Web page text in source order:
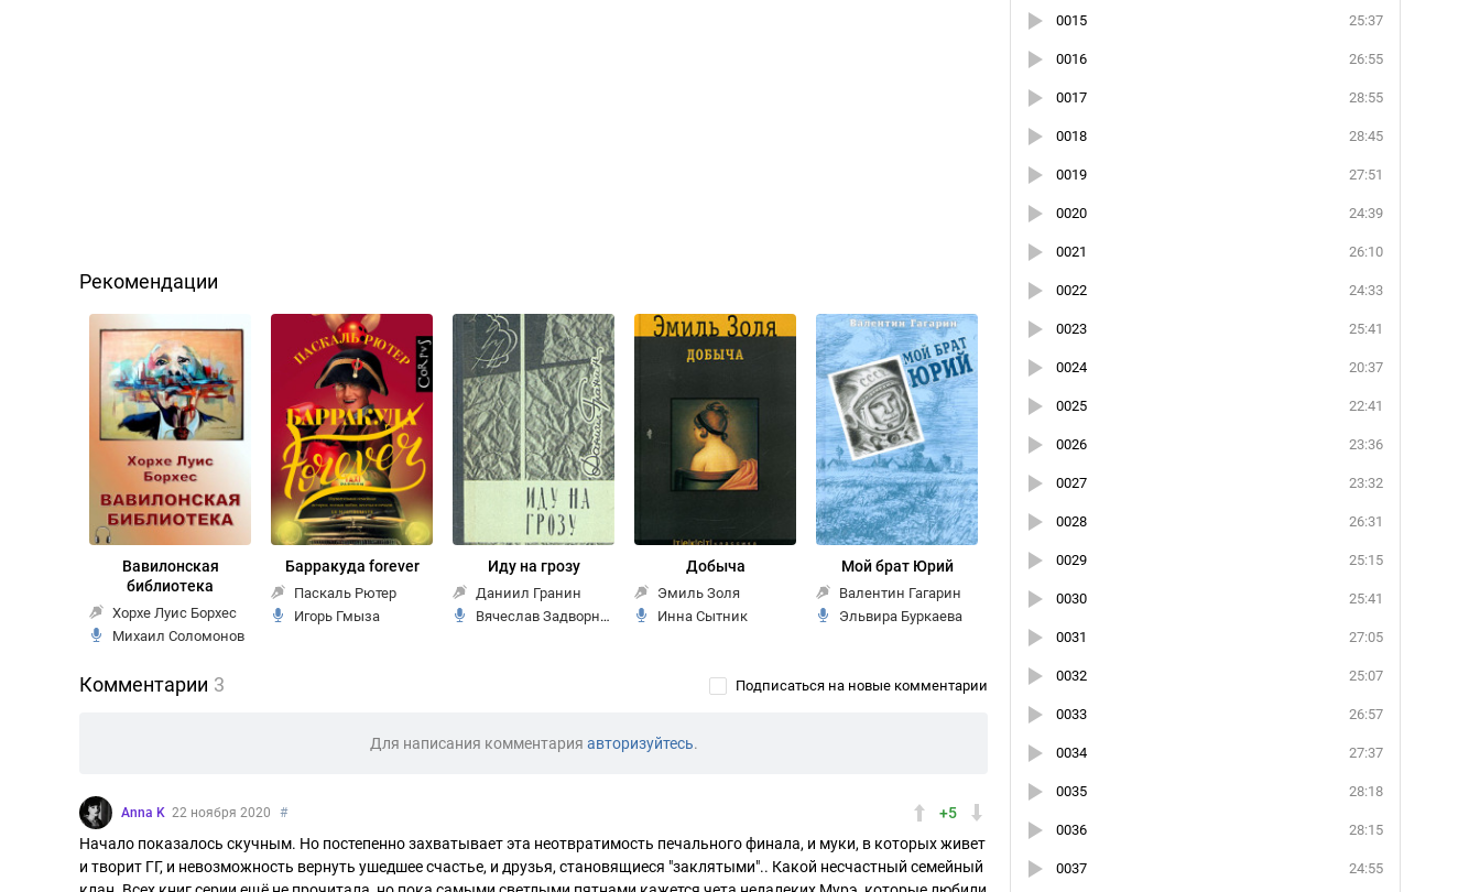
25:37
0015
26:55
0016
28:55
0017
28:45
0018
27:51
0019
24:39
0020
26:10
0021
24:33
0022
25:41
0023
20:37
0024
22:41
0025
23:36
0026
23:32
0027
26:31
0028
25:15
0029
25:41
0030
27:05
0031
25:07
0032
26:57
0033
27:37
0034
28:18
0035
28:15
0036
24:55
0037
Рекомендации
Вавилонская
библиотека
Хорхе Луис Борхес
Михаил Соломонов
Барракуда forever
Паскаль Рютер
Игорь Гмыза
Иду на грозу
Даниил Гранин
Вячеслав Задворных
Добыча
Эмиль Золя
Инна Сытник
Мой брат Юрий
Валентин Гагарин
Эльвира Буркаева
Подписаться на новые комментарии
Комментарии 3
Для написания комментария авторизуйтесь.
+5
Anna K 22 ноября 2020 #
Начало показалось скучным. Но постепенно захватывает эта неотвратимость печального финала, и муки, в которых живет
и творит ГГ, и невозможность вернуть ушедшее счастье, и друзья, становящиеся "заклятыми".. Какой несчастный семейный